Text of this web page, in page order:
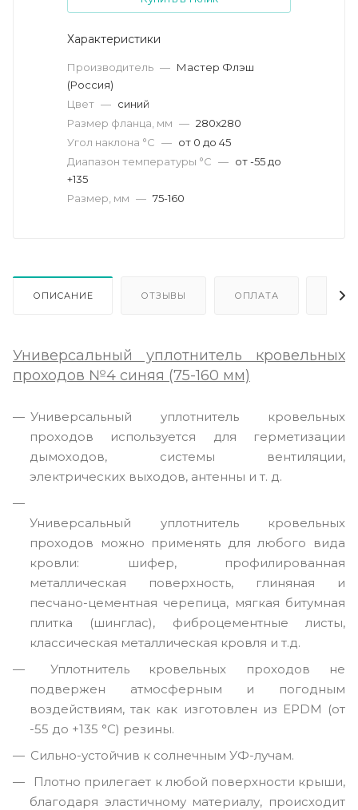
Характеристики
Производитель — Мастер Флэш
(Россия)
Цвет — синий
Размер фланца, мм — 280х280
Угол наклона °C — от 0 до 45
Диапазон температуры °C — от -55 до
+135
Размер, мм — 75-160
ОПИСАНИЕ ОТЗЫВЫ ОПЛАТА
Универсальный уплотнитель кровельных
проходов №4 синяя (75-160 мм)
Универсальный уплотнитель кровельных
проходов используется для герметизации
дымоходов, системы вентиляции,
электрических выходов, антенны и т. д.
Универсальный уплотнитель кровельных
проходов можно применять для любого вида
кровли: шифер, профилированная
металлическая поверхность, глиняная и
песчано-цементная черепица, мягкая битумная
плитка (шинглас), фиброцементные листы,
классическая металлическая кровля и т.д.
Уплотнитель кровельных проходов не
подвержен атмосферным и погодным
воздействиям, так как изготовлен из EPDM (от
-55 до +135 °C) резины.
Сильно-устойчив к солнечным УФ-лучам.
Плотно прилегает к любой поверхности крыши,
благодаря эластичному материалу, происходит